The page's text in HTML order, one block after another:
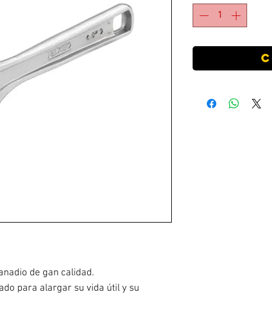
de gan calidad.
para alargar su vida útil y su